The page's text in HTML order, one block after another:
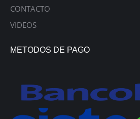
CONTACTO
VIDEOS
METODOS DE PAGO